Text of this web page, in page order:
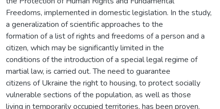
Freedoms, implemented in domestic legislation. In the study,
a generalization of scientific approaches to the
formation of a list of rights and freedoms of a person and a
citizen, which may be significantly limited in the
conditions of the introduction of a special legal regime of
martial law, is carried out. The need to guarantee
citizens of Ukraine the right to housing, to protect socially
vulnerable sections of the population, as well as those
living in temporarily occupied territories, has been proven.